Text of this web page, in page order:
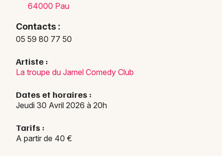
64000 Pau
Contacts :
05 59 80 77 50
Artiste :
La troupe du Jamel Comedy Club
Dates et horaires :
Jeudi 30 Avril 2026 à 20h
Tarifs :
A partir de 40 €